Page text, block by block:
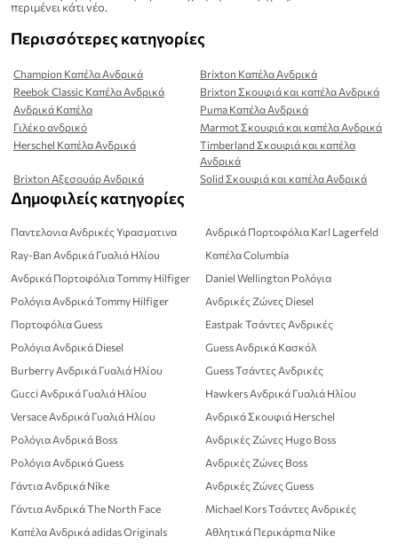
περιμένει κάτι νέο.
Περισσότερες κατηγορίες
Champion Καπέλα Ανδρικά
Brixton Καπέλα Ανδρικά
Reebok Classic Καπέλα Ανδρικά
Brixton Σκουφιά και καπέλα Ανδρικά
Ανδρικά Kαπέλα
Puma Καπέλα Ανδρικά
Γιλέκο ανδρικό
Marmot Σκουφιά και καπέλα Ανδρικά
Herschel Καπέλα Ανδρικά
Timberland Σκουφιά και καπέλα
Ανδρικά
Brixton Αξεσουάρ Ανδρικά
Solid Σκουφιά και καπέλα Ανδρικά
Δημοφιλείς κατηγορίες
Παντελονια Ανδρικές Υφασματινα
Ray-Ban Ανδρικά Γυαλιά Ηλίου
Ανδρικά Πορτοφόλια Tommy Hilfiger
Ρολόγια Ανδρικά Tommy Hilfiger
Πορτοφόλια Guess
Ρολόγια Ανδρικά Diesel
Burberry Ανδρικά Γυαλιά Ηλίου
Gucci Ανδρικά Γυαλιά Ηλίου
Versace Ανδρικά Γυαλιά Ηλίου
Ρολόγια Ανδρικά Boss
Ρολόγια Ανδρικά Guess
Γάντια Ανδρικά Nike
Γάντια Ανδρικά The North Face
Καπέλα Ανδρικά adidas Originals
Ανδρικά Πορτοφόλια Karl Lagerfeld
Καπέλα Columbia
Daniel Wellington Ρολόγια
Ανδρικές Ζώνες Diesel
Eastpak Τσάντες Ανδρικές
Guess Ανδρικά Κασκόλ
Guess Τσάντες Ανδρικές
Hawkers Ανδρικά Γυαλιά Ηλίου
Ανδρικά Σκουφιά Herschel
Ανδρικές Ζώνες Hugo Boss
Ανδρικές Ζώνες Boss
Ανδρικές Ζώνες Guess
Michael Kors Τσάντες Ανδρικές
Αθλητικά Περικάρπια Nike